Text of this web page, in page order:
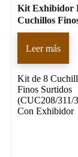
Kit Exhibidor
Cuchillos
Leer más
Kit de 8
Finos Surtidos
(CUC208/311/
Con Exhibidor